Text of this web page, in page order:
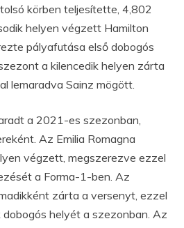
körben teljesítette, 4,802
helyen végzett Hamilton
pályafutása első dobogós
a kilencedik helyen zárta
lemaradva Sainz mögött.
a 2021-es szezonban,
Az Emilia Romagna
végzett, megszerezve ezzel
a Forma-1-ben. Az
zárta a versenyt, ezzel
helyét a szezonban. Az